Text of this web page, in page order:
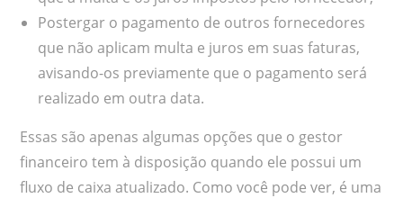
Postergar o pagamento de outros fornecedores
que não aplicam multa e juros em suas faturas,
avisando-os previamente que o pagamento será
realizado em outra data.
Essas são apenas algumas opções que o gestor
financeiro tem à disposição quando ele possui um
fluxo de caixa atualizado. Como você pode ver, é uma